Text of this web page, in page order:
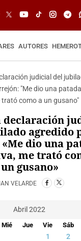
AUTORES
declaración
agredido
dio una
me trató
un gusano»
VELARDE
Abril 2022
Mié Jue Vie Sáb
1 2